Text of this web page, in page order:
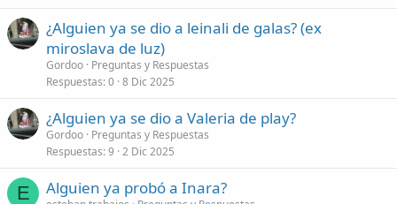
¿Alguien ya se dio a leinali de galas? (ex
miroslava de luz)
Gordoo Preguntas y Respuestas
Respuestas 0 8 Dic 2025
¿Alguien ya se dio a Valeria de play?
Gordoo Preguntas y Respuestas
Respuestas 9 2 Dic 2025
E Alguien ya probó a Inara?